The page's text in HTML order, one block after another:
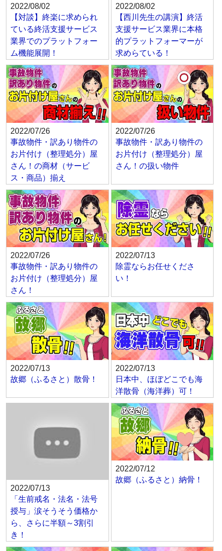
2022/08/02
【対談】終楽に求められ
ている終活支援サービス
業界でのプラットフォー
ム機能展開！
2022/08/02
【西川先生の講演】終活
支援サービス業界に本格
的プラットフォーマーが
求めらている！
2022/07/26
事故物件・訳あり物件の
お片付け（整理処分）屋
さん！の商材（サービ
ス・商品）揃え
2022/07/26
事故物件・訳あり物件の
お片付け（整理処分）屋
さん！の扱い物件
2022/07/26
事故物件・訳あり物件の
お片付け（整理処分）屋
さん！
2022/07/13
除霊ならお任せくださ
い！
2022/07/13
故郷（ふるさと）散骨！
2022/07/13
日本中、ほぼどこでも海
洋散骨（海洋葬）可！
2022/07/13
「生前戒名・法名・法号
授与」涙そうそう価格か
ら、さらに半額～3割引
き！
2022/07/12
故郷（ふるさと）納骨！